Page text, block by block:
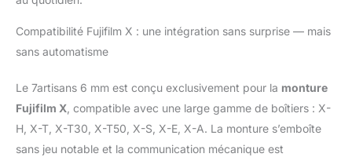
distorsion naturelle
d'un objectif fisheye.
animalière, les portraits
et les natures mortes, il
apporte créativité et
vos compositions.
Compatibilité Fujifilm X : une intégration sans surprise — mais
sans automatisme
Le 7artisans 6 mm est conçu exclusivement pour la monture
Fujifilm X , compatible avec une large gamme de boîtiers : X-
H, X-T, X-T30, X-T50, X-S, X-E, X-A. La monture s’emboîte
sans jeu notable et la communication mécanique est